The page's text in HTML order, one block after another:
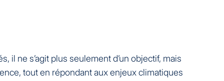
ne s’agit plus seulement d’un objectif, mais
tout en répondant aux enjeux climatiques